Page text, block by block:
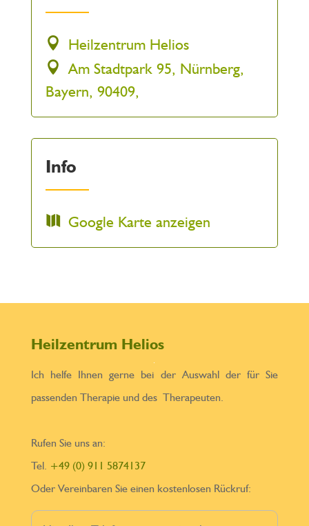
Heilzentrum Helios
Am Stadtpark 95, Nürnberg,
Bayern, 90409,
Info
Google Karte anzeigen
Heilzentrum Helios
Ich helfe Ihnen gerne bei der Auswahl der für Sie
passenden Therapie und des Therapeuten.
Rufen Sie uns an:
Tel. +49 (0) 911 5874137
Oder Vereinbaren Sie einen kostenlosen Rückruf: